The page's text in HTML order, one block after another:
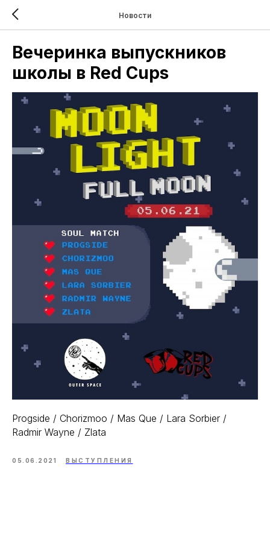
Новости
Вечеринка выпускников
школы в Red Cups
Progside / Chorizmoo / Mas Que / Lara Sorbier /
Radmir Wayne / Zlata
05.06.2021 ВЫСТУПЛЕНИЯ